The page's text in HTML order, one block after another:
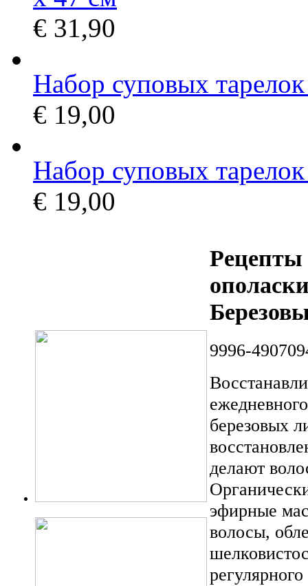
€ 31,90
Набор суповых
€ 19,00
Набор суповых
€ 19,00
9996-
березовых
делают
эфирные
волосы,